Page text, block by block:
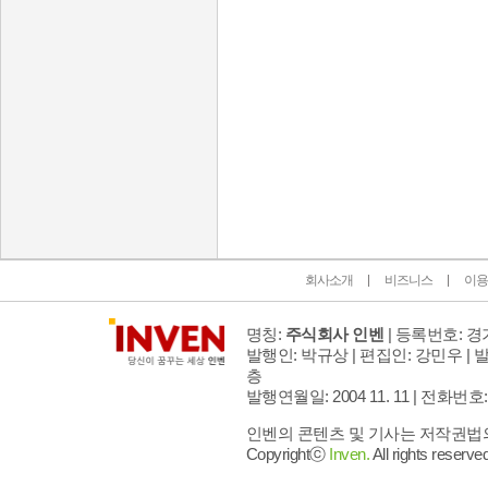
회사소개 비즈니스 이
명칭: 주식회사 인벤 | 등록번호: 경
발행인: 박규상 | 편집인: 강민우 |
층
발행연월일: 2004 11. 11 | 전화번호
인벤의 콘텐츠 및 기사는 저작권
Copyrightⓒ Inven.All rights